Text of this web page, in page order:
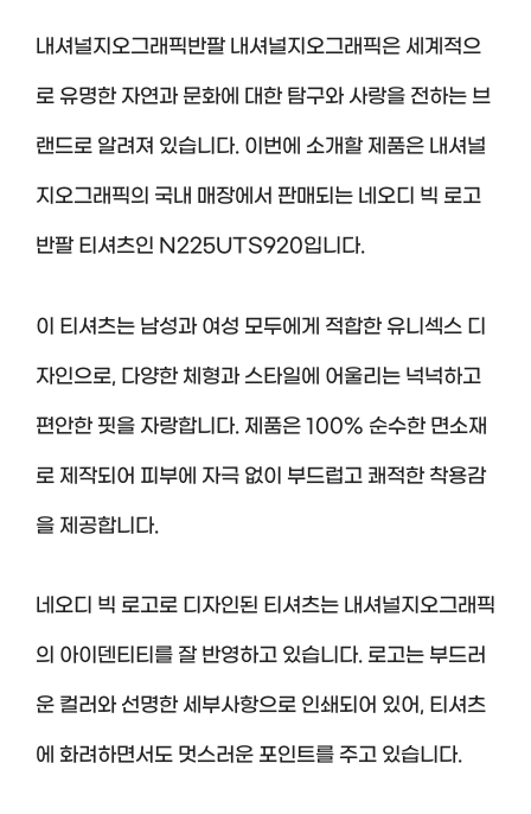
내셔널지오그래픽반팔 내셔널지오그래픽은 세계적으
로 유명한 자연과 문화에 대한 탐구와 사랑을 전하는 브
랜드로 알려져 있습니다. 이번에 소개할 제품은 내셔널
지오그래픽의 국내 매장에서 판매되는 네오디 빅 로고
반팔 티셔츠인 N225UTS920입니다.
이 티셔츠는 남성과 여성 모두에게 적합한 유니섹스 디
자인으로, 다양한 체형과 스타일에 어울리는 넉넉하고
편안한 핏을 자랑합니다. 제품은 100% 순수한 면소재
로 제작되어 피부에 자극 없이 부드럽고 쾌적한 착용감
을 제공합니다.
네오디 빅 로고로 디자인된 티셔츠는 내셔널지오그래픽
의 아이덴티티를 잘 반영하고 있습니다. 로고는 부드러
운 컬러와 선명한 세부사항으로 인쇄되어 있어, 티셔츠
에 화려하면서도 멋스러운 포인트를 주고 있습니다.